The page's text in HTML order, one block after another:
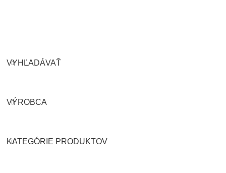
VYHĽADÁVAŤ
VÝROBCA
KATEGÓRIE PRODUKTOV